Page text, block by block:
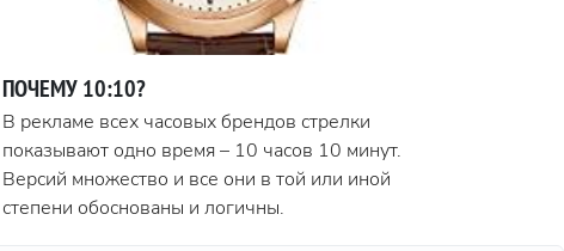
ПОЧЕМУ 10:10?
В рекламе всех часовых брендов стрелки
показывают одно время – 10 часов 10 минут.
Версий множество и все они в той или иной
степени обоснованы и логичны.